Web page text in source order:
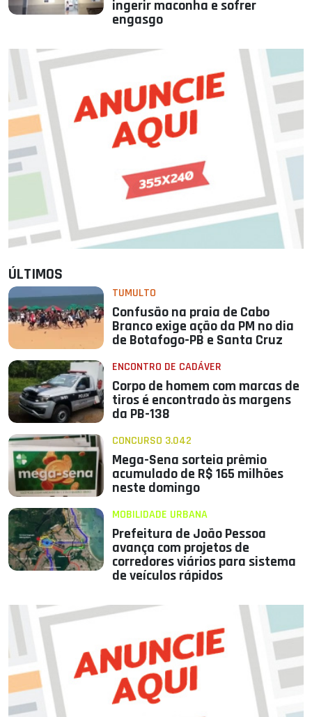
ingerir maconha e sofrer
engasgo
ÚLTIMOS
TUMULTO
Confusão na praia de Cabo
Branco exige ação da PM no dia
de Botafogo-PB e Santa Cruz
ENCONTRO DE CADÁVER
Corpo de homem com marcas de
tiros é encontrado às margens
da PB-138
CONCURSO 3.042
Mega-Sena sorteia prêmio
acumulado de R$ 165 milhões
neste domingo
MOBILIDADE URBANA
Prefeitura de João Pessoa
avança com projetos de
corredores viários para sistema
de veículos rápidos